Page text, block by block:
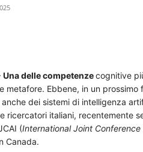
Una delle competenzecognitive
metafore. Ebbene, in un
dei sistemi di intelligenza
ricercatori italiani, recentemente
(International Joint
Canada.